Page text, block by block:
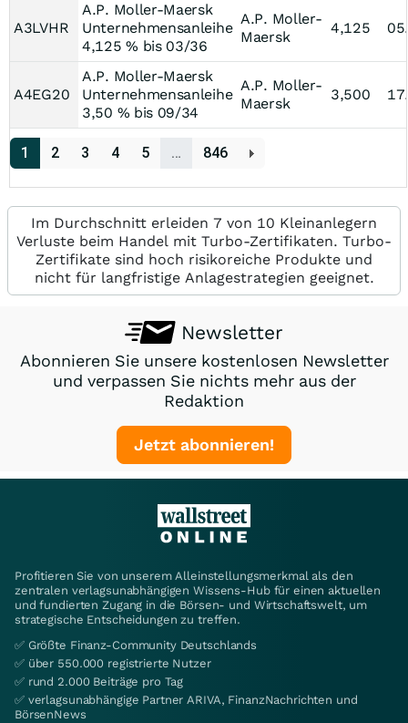
A3LVHR
A.P. Moller-Maersk
Unternehmensanleihe
4,125 % bis 03/36
A.P. Moller-
Maersk
4,125
A4EG20
A.P. Moller-Maersk
Unternehmensanleihe
3,50 % bis 09/34
A.P. Moller-
Maersk
3,500
1 2 3 4 5 … 846
Im Durchschnitt erleiden 7 von 10 Kleinanlegern
Verluste beim Handel mit Turbo-Zertifikaten. Turbo-
Zertifikate sind hoch risikoreiche Produkte und
nicht für langfristige Anlagestrategien geeignet.
Newsletter
Abonnieren Sie unsere kostenlosen Newsletter
und verpassen Sie nichts mehr aus der
Redaktion
Jetzt abonnieren!
Profitieren Sie von unserem Alleinstellungsmerkmal als den
zentralen verlagsunabhängigen Wissens-Hub für einen aktuellen
und fundierten Zugang in die Börsen- und Wirtschaftswelt, um
strategische Entscheidungen zu treffen.
✅ Größte Finanz-Community Deutschlands
✅ über 550.000 registrierte Nutzer
✅ rund 2.000 Beiträge pro Tag
✅ verlagsunabhängige Partner ARIVA, FinanzNachrichten und
BörsenNews